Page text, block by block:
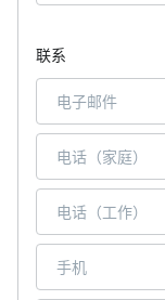
联系